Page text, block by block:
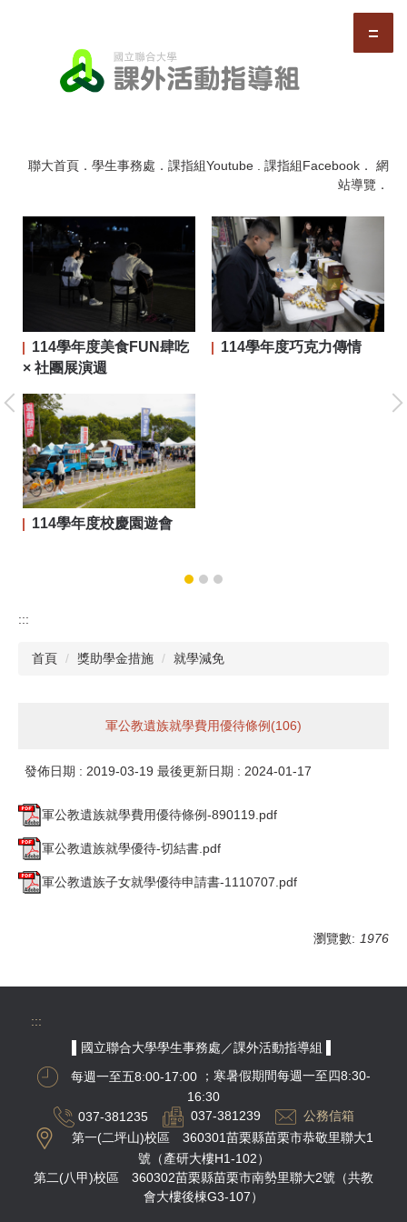
聯大首頁 ． 學生事務處 ． 課指組Youtube . 課指組Facebook ． 網
站導覽 ．
114學年度美食FUN肆吃
× 社團展演週
114學年度巧克力傳情
114學年度校慶園遊會
:::
首頁 獎助學金措施 就學減免
軍公教遺族就學費用優待條例(106)
發佈日期 : 2019-03-19 最後更新日期 : 2024-01-17
軍公教遺族就學費用優待條例-890119.pdf
軍公教遺族就學優待-切結書.pdf
軍公教遺族子女就學優待申請書-1110707.pdf
瀏覽數: 1976
:::
▌國立聯合大學學生事務處／課外活動指導組 ▌
每週一至五8:00-17:00
；寒暑假期間每週一至四8:30-
16:30
037-381235
037-381239
公務信箱
第一(二坪山)校區 360301苗栗縣苗栗市恭敬里聯大1
號（產研大樓H1-102）
第二(八甲)校區 360302苗栗縣苗栗市南勢里聯大2號（共教
會大樓後棟G3-107）